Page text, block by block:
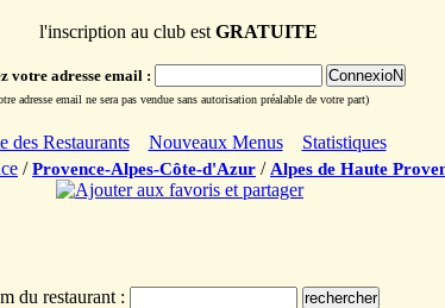
l'inscription au club est GRATUITE
votre adresse email :
adresse email ne sera pas vendue sans autorisation préalable de votre part)
des Restaurants Nouveaux Menus
Statistiques
/Provence-Alpes-Côte-d'Azur / Alpes de Haute
du restaurant :